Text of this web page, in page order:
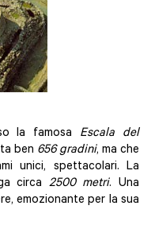
la famosa Escala del
ben 656 gradini, ma che
unici, spettacolari. La
circa 2500 metri. Una
emozionante per la sua